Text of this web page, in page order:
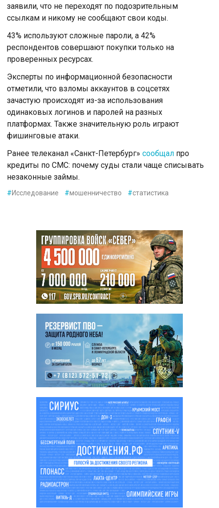
заявили, что не переходят по подозрительным
ссылкам и никому не сообщают свои коды.
43% используют сложные пароли, а 42%
респондентов совершают покупки только на
проверенных ресурсах.
Эксперты по информационной безопасности
отметили, что взломы аккаунтов в соцсетях
зачастую происходят из-за использования
одинаковых логинов и паролей на разных
платформах. Также значительную роль играют
фишинговые атаки.
Ранее телеканал «Санкт-Петербург» сообщал про
кредиты по СМС: почему суды стали чаще списывать
незаконные займы.
#Исследование #мошенничество #статистика